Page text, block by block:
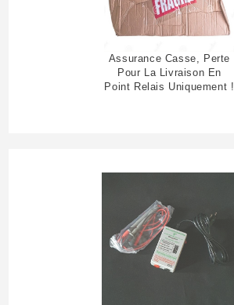
Assurance Casse, Perte
Pour La Livraison En
Point Relais Uniquement !